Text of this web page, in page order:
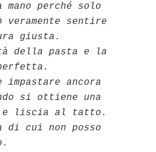
mano perché solo
veramente sentire
giusta.
della pasta e la
impastare ancora
si ottiene una
e liscia al tatto.
di cui non posso